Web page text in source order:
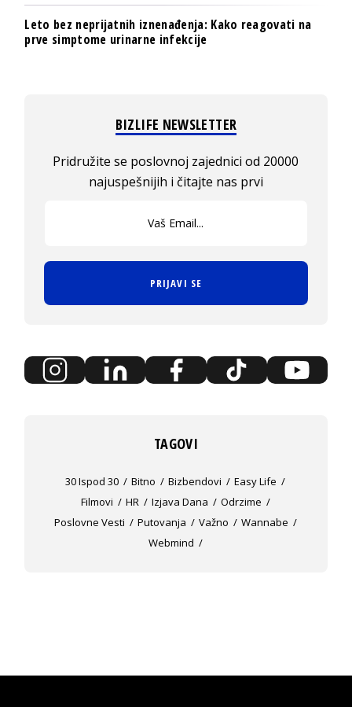
Leto bez neprijatnih iznenađenja: Kako reagovati na
prve simptome urinarne infekcije
BIZLIFE NEWSLETTER
Pridružite se poslovnoj zajednici od 20000
najuspešnijih i čitajte nas prvi
PRIJAVI SE
TAGOVI
30 Ispod 30 Bitno Bizbendovi
Easy Life
Filmovi
HR Izjava Dana
Odrzime
Poslovne Vesti
Putovanja Važno
Wannabe
Webmind